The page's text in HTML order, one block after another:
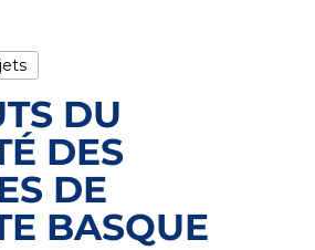
DU
DES
DE
BASQUE